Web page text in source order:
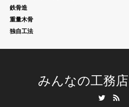
鉄骨造
重量木骨
独自工法
みんなの工務